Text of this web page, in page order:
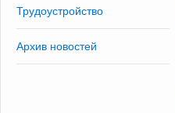
Трудоустройство
Архив новостей